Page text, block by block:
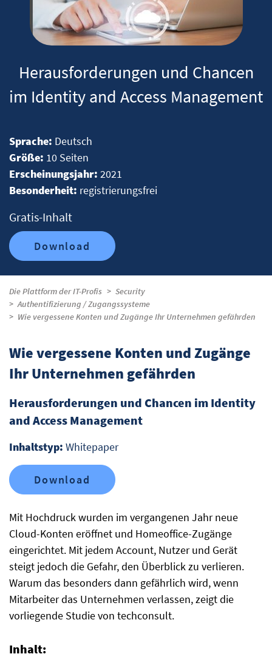
Herausforderungen und Chancen
im Identity and Access Management
Sprache: Deutsch
Größe: 10 Seiten
Erscheinungsjahr: 2021
Besonderheit: registrierungsfrei
Gratis-Inhalt
Download
Die Plattform der IT-Profis
Security
Authentifizierung / Zugangssysteme
Wie vergessene Konten und Zugänge Ihr Unternehmen gefährden
Mit Hochdruck wurden im vergangenen Jahr neue
Cloud-Konten eröffnet und Homeoffice-Zugänge
eingerichtet. Mit jedem Account, Nutzer und Gerät
steigt jedoch die Gefahr, den Überblick zu verlieren.
Warum das besonders dann gefährlich wird, wenn
Mitarbeiter das Unternehmen verlassen, zeigt die
vorliegende Studie von techconsult.
Inhalt:
Wie vergessene Konten und Zugänge
Ihr Unternehmen gefährden
Herausforderungen und Chancen im Identity
and Access Management
Inhaltstyp: Whitepaper
Download